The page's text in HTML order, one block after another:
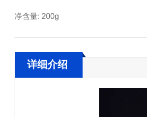
净含量: 200g
详细介绍